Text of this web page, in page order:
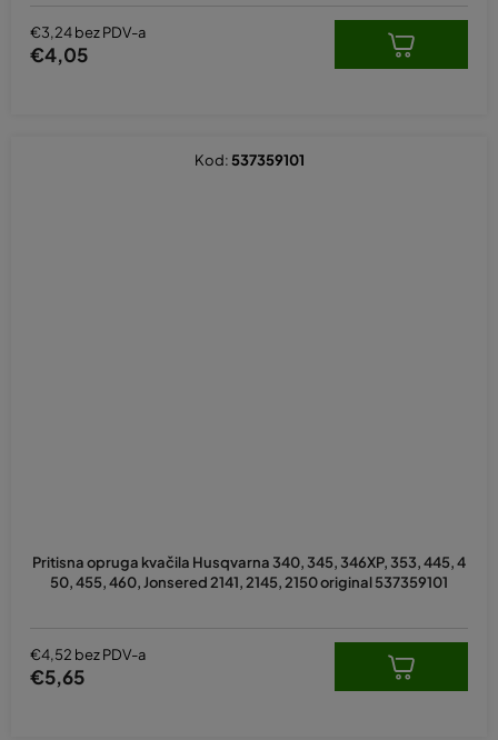
€3,24 bez PDV-a
€4,05
Pritisna opruga kvačila Husqvarna 340, 345, 346XP, 353, 445, 4
50, 455, 460, Jonsered 2141, 2145, 2150 original 537359101
€4,52 bez PDV-a
€5,65
Kod: 537359101